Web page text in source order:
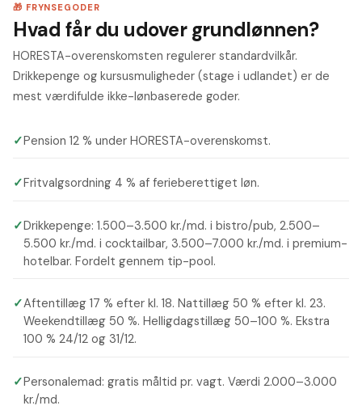
🎁 FRYNSEGODER
Hvad får du udover grundlønnen?
HORESTA-overenskomsten regulerer standardvilkår.
Drikkepenge og kursusmuligheder (stage i udlandet) er de
mest værdifulde ikke-lønbaserede goder.
✓Pension 12 % under HORESTA-overenskomst.
✓Fritvalgsordning 4 % af ferieberettiget løn.
✓Drikkepenge: 1.500–3.500 kr./md. i bistro/pub, 2.500–
5.500 kr./md. i cocktailbar, 3.500–7.000 kr./md. i premium-
hotelbar. Fordelt gennem tip-pool.
✓Aftentillæg 17 % efter kl. 18. Nattillæg 50 % efter kl. 23.
Weekendtillæg 50 %. Helligdagstillæg 50–100 %. Ekstra
100 % 24/12 og 31/12.
✓Personalemad: gratis måltid pr. vagt. Værdi 2.000–3.000
kr./md.